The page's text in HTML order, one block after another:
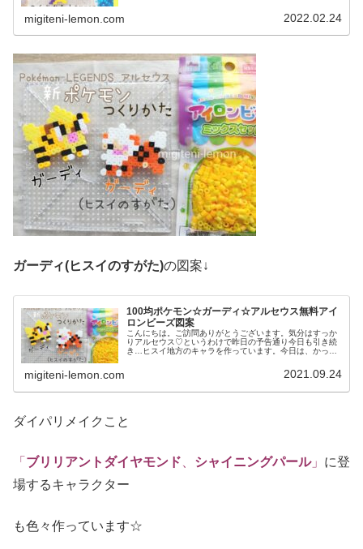
migiteni-lemon.com 2022.02.24
ガーディ(ヒスイのすがた)の図案↓
100均ポケモン☆ガーディ☆アルセウス無料アイ
ロンビーズ図案
こんにちは。ご訪問ありがとうございます。気分はすっか
りアルセウス♡というわけで昨日の予告通り今日も引き続
き…ヒスイ地方のキャラを作っています。今日は、かっこ
migiteni-lemon.com 2021.09.24
ダイパリメイクこと
「 ブリリアントダイヤモンド、 シャイニングパール」 に登
場するキャラクター
も色々作っています☆